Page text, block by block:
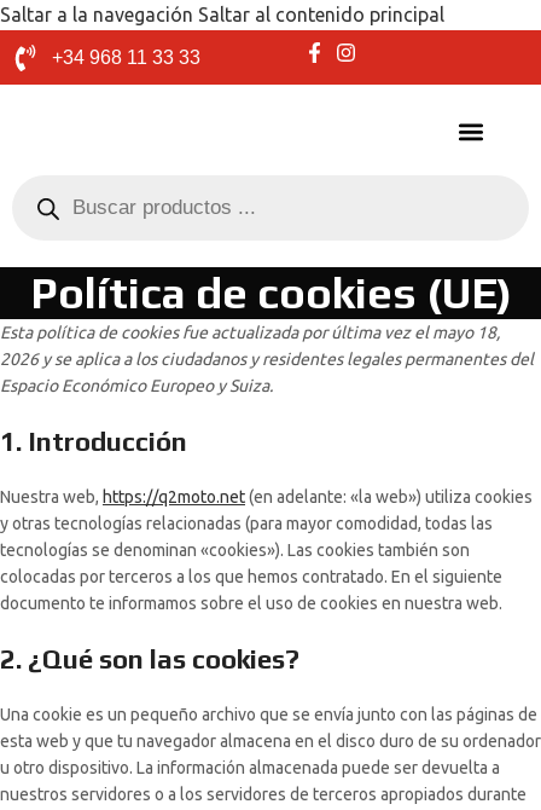
Saltar a la navegación Saltar al contenido principal
+34 968 11 33 33
Política de cookies (UE)
Esta política de cookies fue actualizada por última vez el mayo 18,
2026 y se aplica a los ciudadanos y residentes legales permanentes del
Espacio Económico Europeo y Suiza.
1. Introducción
Nuestra web, https://q2moto.net(en adelante: «la web») utiliza cookies
y otras tecnologías relacionadas (para mayor comodidad, todas las
tecnologías se denominan «cookies»). Las cookies también son
colocadas por terceros a los que hemos contratado. En el siguiente
documento te informamos sobre el uso de cookies en nuestra web.
2. ¿Qué son las cookies?
Una cookie es un pequeño archivo que se envía junto con las páginas de
esta web y que tu navegador almacena en el disco duro de su ordenador
u otro dispositivo. La información almacenada puede ser devuelta a
nuestros servidores o a los servidores de terceros apropiados durante